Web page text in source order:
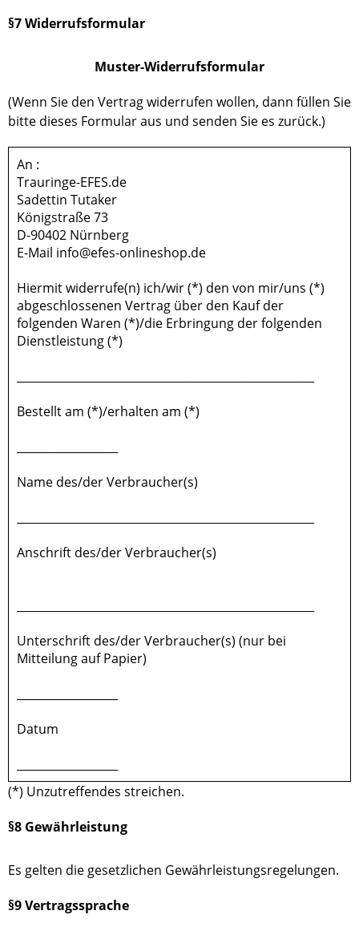
§7 Widerrufsformular
Muster-Widerrufsformular
(Wenn Sie den Vertrag widerrufen wollen, dann füllen Sie
bitte dieses Formular aus und senden Sie es zurück.)
An :
Trauringe-EFES.de
Sadettin Tutaker
Königstraße 73
D-90402 Nürnberg
E-Mail info@efes-onlineshop.de
Hiermit widerrufe(n) ich/wir (*) den von mir/uns (*)
abgeschlossenen Vertrag über den Kauf der
folgenden Waren (*)/die Erbringung der folgenden
Dienstleistung (*)
Bestellt am (*)/erhalten am (*)
Name des/der Verbraucher(s)
Anschrift des/der Verbraucher(s)
Unterschrift des/der Verbraucher(s) (nur bei
Mitteilung auf Papier)
Datum
(*) Unzutreffendes streichen.
§8 Gewährleistung
Es gelten die gesetzlichen Gewährleistungsregelungen.
§9 Vertragssprache